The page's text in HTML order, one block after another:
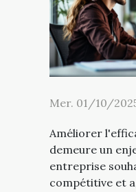
Mer. 01/10/
Améliorer
demeure un
entreprise
compétitive et